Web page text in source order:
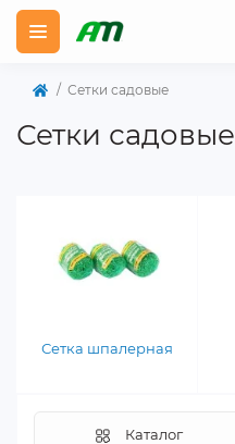
Сетки садовые
Сетки садовые
Сетка шпалерная
Каталог